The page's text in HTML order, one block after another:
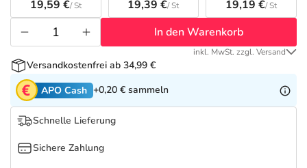
Tierapotheke
Vitamine & Mineralstoffe
Marken
Salus Deals
19,59 €/ St 19,39 €/ St 19,19 €/ St
In den Warenkorb
inkl. MwSt. zzgl. Versand
Versandkostenfrei ab 34,99 €
APO Cash +0,20 € sammeln
Schnelle Lieferung
Sichere Zahlung